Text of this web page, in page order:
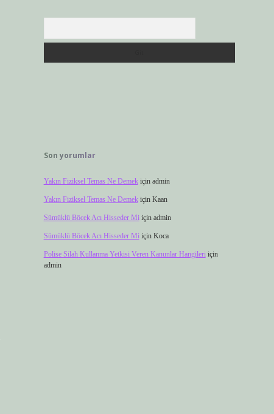
Son yorumlar
Yakın Fiziksel Temas Ne Demekiçin admin
Yakın Fiziksel Temas Ne Demekiçin Kaan
Sümüklü Böcek Acı Hisseder Miiçin admin
Sümüklü Böcek Acı Hisseder Miiçin Koca
Polise Silah Kullanma Yetkisi Veren Kanunlar Hangileriiçin
admin